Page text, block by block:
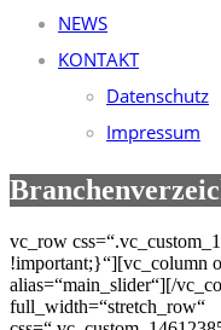
NEWS
KONTAKT
Datenschutz
Impressum
vc_row
!important;}“][vc_column
alias=“main_slider“][/
full_width=“stretch_row“